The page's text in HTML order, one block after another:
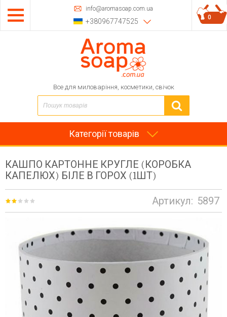
info@aromasoap.com.ua
+380967747525
Все для миловаріння, косметики, свічок
0
Категорії товарів
КАШПО КАРТОННЕ КРУГЛЕ (КОРОБКА
КАПЕЛЮХ) БІЛЕ В ГОРОХ (1ШТ)
Артикул: 5897